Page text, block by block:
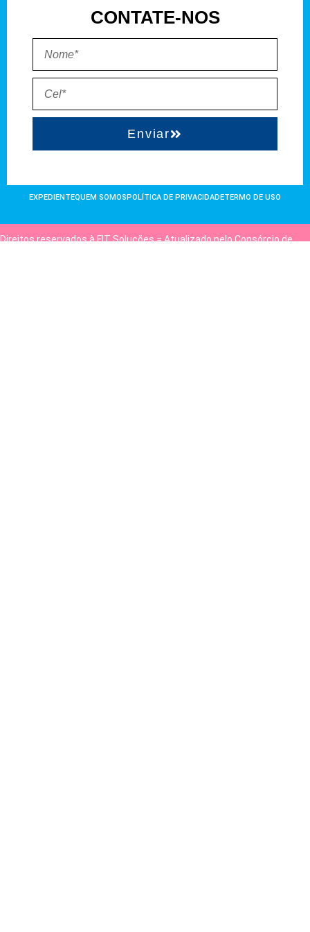
CONTATE-NOS
Enviar
EXPEDIENTEQUEM SOMOS POLÍTICA DE PRIVACIDADETERMO DE USO
Direitos reservados à FIT Soluções = Atualizado pelo Consórcio de